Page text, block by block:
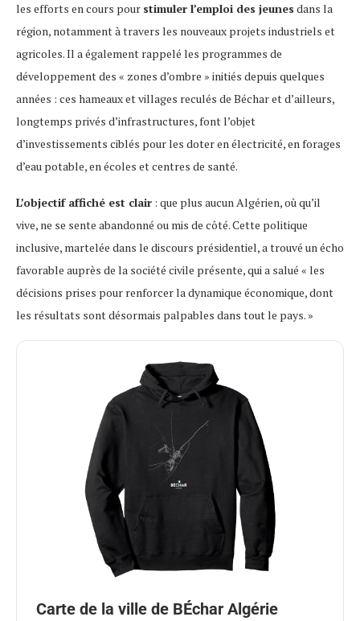
les efforts en cours pour stimuler l’emploi des jeunes dans la
région, notamment à travers les nouveaux projets industriels et
agricoles. Il a également rappelé les programmes de
développement des « zones d’ombre » initiés depuis quelques
années : ces hameaux et villages reculés de Béchar et d’ailleurs,
longtemps privés d’infrastructures, font l’objet
d’investissements ciblés pour les doter en électricité, en forages
d’eau potable, en écoles et centres de santé.
L’objectif affiché est clair : que plus aucun Algérien, où qu’il
vive, ne se sente abandonné ou mis de côté. Cette politique
inclusive, martelée dans le discours présidentiel, a trouvé un écho
favorable auprès de la société civile présente, qui a salué « les
décisions prises pour renforcer la dynamique économique, dont
les résultats sont désormais palpables dans tout le pays. »
Carte de la ville de BÉchar Algérie